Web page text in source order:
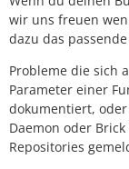
wir uns freuen
dazu das
Probleme die sich
Parameter einer
dokumentiert,
Daemon oder
Repositories